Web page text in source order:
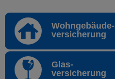
Wohngebäude-
versicherung
Glas-
versicherung